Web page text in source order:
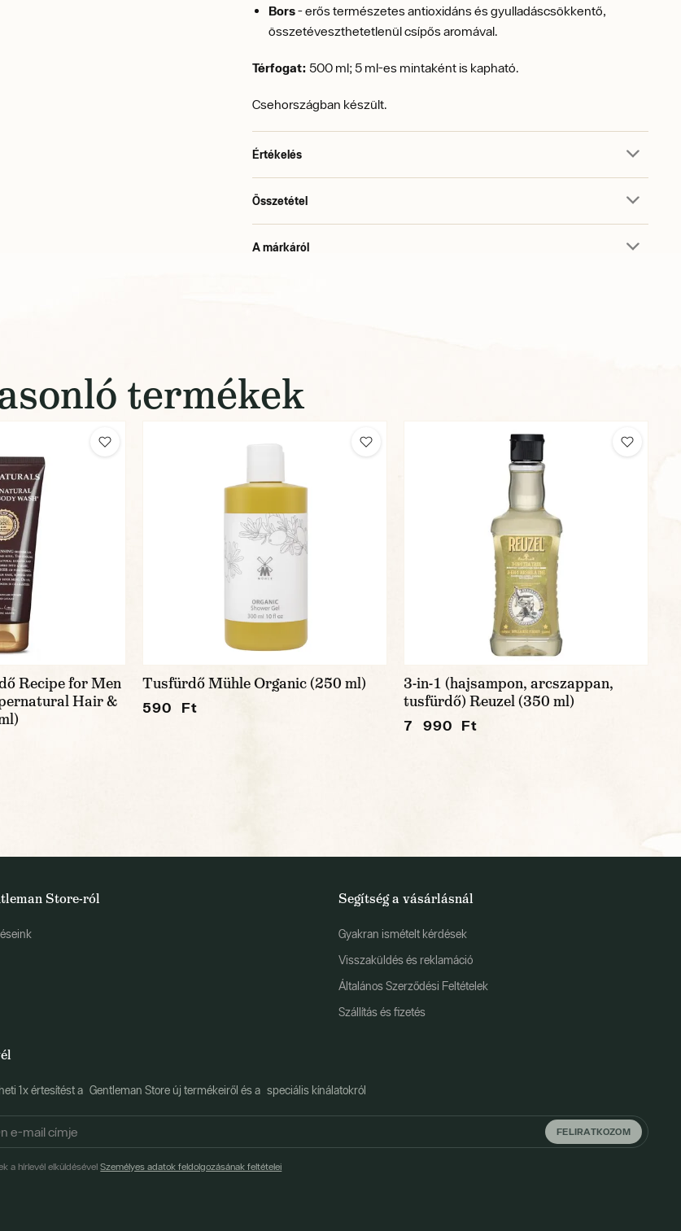
Bors- erős természetes antioxidáns és gyulladáscsökkentő,
összetéveszthetetlenül csípős aromával.
Térfogat: 500 ml; 5 ml-es mintaként is kapható.
Csehországban készült.
Értékelés
Összetétel
A márkáról
termékek
Recipe for Men
Hair &
Tusfürdő Mühle Organic (250 ml)
590 Ft
3-in-1 (hajsampon, arcszappan,
tusfürdő) Reuzel (350 ml)
7 990 Ft
Store-ról Segítség a vásárlásnál
Gyakran ismételt kérdések
Visszaküldés és reklamáció
Általános Szerződési Feltételek
Szállítás és fizetés
1x értesítést a Gentleman Store új termékeiről és a speciális kínálatokról
FELIRATKOZOM
a hírlevél elküldésévelSzemélyes adatok feldolgozásának feltételei